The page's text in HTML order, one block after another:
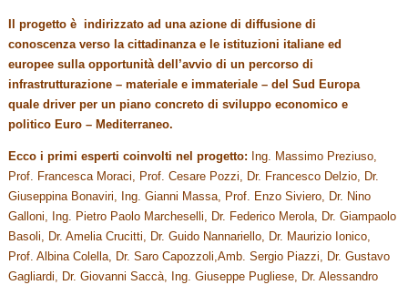
Il progetto è indirizzato ad una azione di diffusione di
conoscenza verso la cittadinanza e le istituzioni italiane ed
europee sulla opportunità dell’avvio di un percorso di
infrastrutturazione – materiale e immateriale – del Sud Europa
quale driver per un piano concreto di sviluppo economico e
politico Euro – Mediterraneo.
Ecco i primi esperti coinvolti nel progetto: Ing. Massimo Preziuso,
Prof. Francesca Moraci, Prof. Cesare Pozzi, Dr. Francesco Delzio, Dr.
Giuseppina Bonaviri, Ing. Gianni Massa, Prof. Enzo Siviero, Dr. Nino
Galloni, Ing. Pietro Paolo Marcheselli, Dr. Federico Merola, Dr. Giampaolo
Basoli, Dr. Amelia Crucitti, Dr. Guido Nannariello, Dr. Maurizio Ionico,
Prof. Albina Colella, Dr. Saro Capozzoli,Amb. Sergio Piazzi, Dr. Gustavo
Gagliardi, Dr. Giovanni Saccà, Ing. Giuseppe Pugliese, Dr. Alessandro